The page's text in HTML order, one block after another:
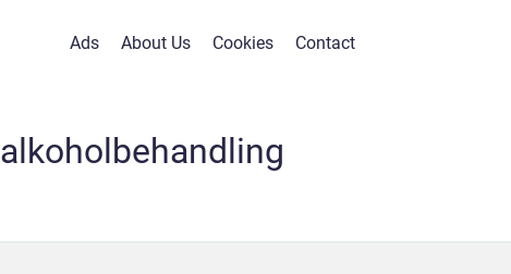
Ads About Us Cookies Contact
alkoholbehandling